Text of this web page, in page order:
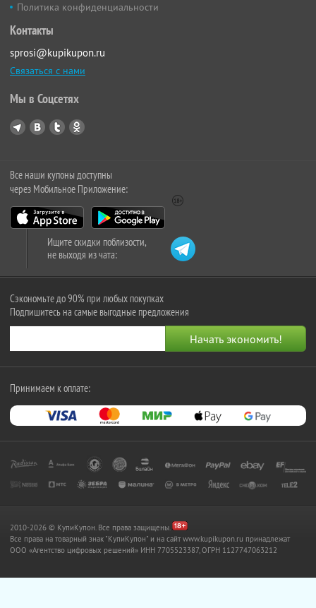
Политика конфиденциальности
Контакты
sprosi@kupikupon.ru
Связаться с нами
Мы в Соцсетях
Все наши купоны доступны
через Мобильное Приложение:
Ищите скидки поблизости,
не выходя из чата:
Сэкономьте до 90% при любых покупках
Подпишитесь на самые выгодные предложения
Принимаем к оплате:
2010-2026 © КупиКупон. Все права защищены.
Все права на товарный знак "КупиКупон" и на сайт www.kupikupon.ru принадлежат
OOO «Агентство цифровых решений» ИНН 7705523387, ОГРН 1127747063212